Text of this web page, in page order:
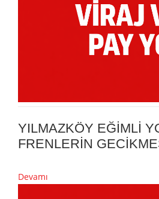
YILMAZKÖY EĞİMLİ
FRENLERİN
Devamı